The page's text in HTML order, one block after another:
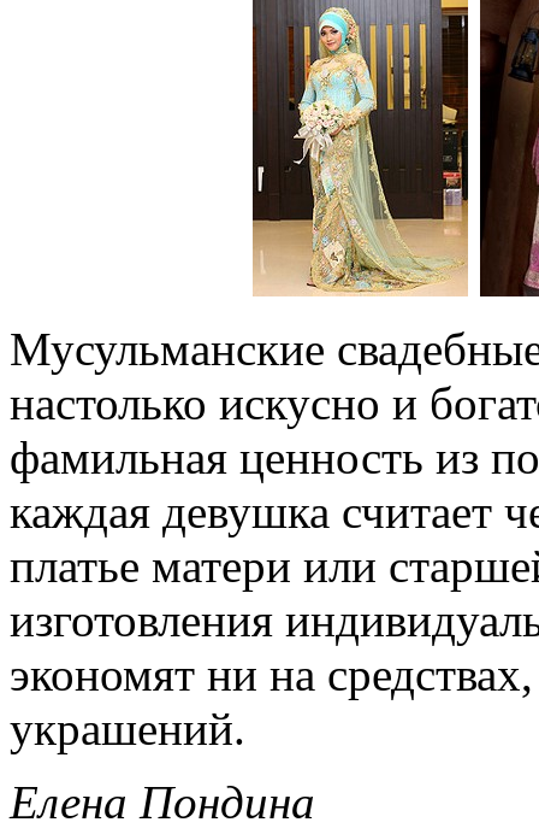
Мусульманские
настолько искусно и
фамильная ценность из
каждая девушка считает
платье матери или
изготовления
экономят ни на
украшений.
Елена Пондина